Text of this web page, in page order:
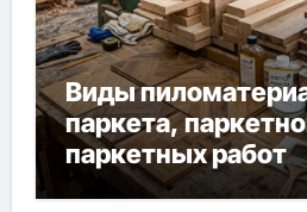
Виды
паркета,
паркетных работ